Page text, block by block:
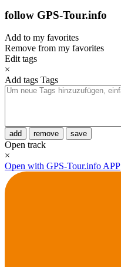
follow GPS-Tour.info
Add to my favorites
Remove from my favorites
Edit tags
×
Add tags Tags
add remove save
Open track
×
Open with GPS-Tour.info APP